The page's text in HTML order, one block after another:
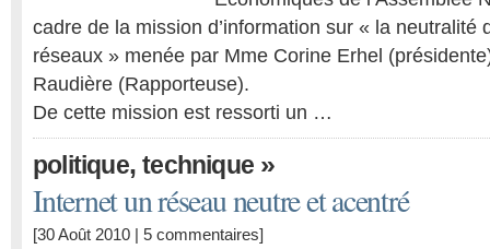
cadre de la mission d’information sur « la neutralité
réseaux » menée par Mme Corine Erhel
Raudière (Rapporteuse).
De cette mission est ressorti un …
politique,technique »
Internet un réseau neutre et acentré
[30 Août 2010 | 5 commentaires]